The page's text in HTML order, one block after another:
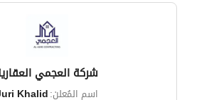
شركة العجمي
اسم المُعلن:Khalid